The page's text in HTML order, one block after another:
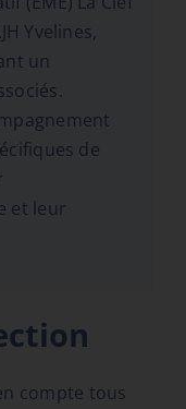
Yvelines,
un
de
et leur
compte tous